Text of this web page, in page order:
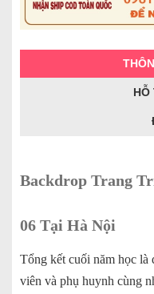
HỖ
Backdrop Trang
06 Tại Hà Nội
Tổng kết cuối năm học là
viên và phụ huynh cùng